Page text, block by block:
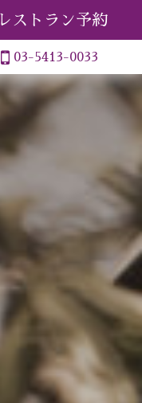
レストラン予約
03-5413-0033